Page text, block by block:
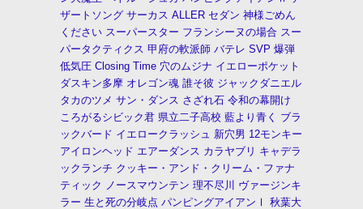
ザートソング サーカス ALLER セダン 神様ごめん
ください スーパースター フランシーヌの場合 スー
パータクティクス 甲府の軟派師 バテレ SVP 爆弾
低気圧 Closing Time 穴のムジナ イエローポケット
ダスキン多摩 オレゴン魂 誰そ彼 ジャックダニエル
タカのツメ サン・ダンス さざれ石 令和の幕開け
ころがるシビック君 県立二子高校 藍より青く ブラ
ックバード イエロークラッシュ 新穴男 12モンキー
アイロンヘッド エアーダンス カラヤブリ キャデラ
ックランチ クッキー・アンド・クリーム・ファナ
ティック ノースマウンテン 理不尽川
ヴァージンキ
ラー 生と死の分岐点 パンピングアイアンⅠ
秋葉大